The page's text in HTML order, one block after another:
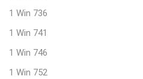
1 Win 736
1 Win 741
1 Win 746
1 Win 752